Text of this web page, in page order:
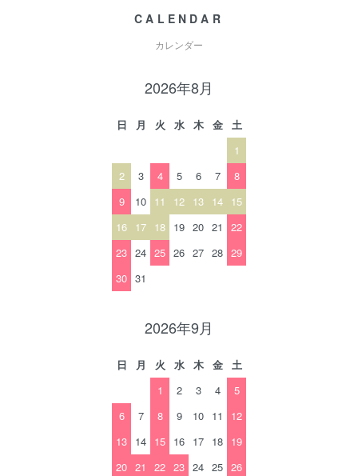
CALENDAR
カレンダー
2026年8月
日 月 火 水 木 金
土
1
2
3 4 5 6 7
8
9
10 11 12 13 14 15
16 17 18 19 20 21
22
23 24 25 26 27 28 29
30 31
2026年9月
日 月 火 水 木 金
土
1
2 3 4
5
6
7 8 9 10 11
12
13 14 15 16 17 18 19
20 21 22 23 24 25 26